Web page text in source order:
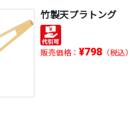
竹製天プラトング
販売価格： ¥798 （税込）